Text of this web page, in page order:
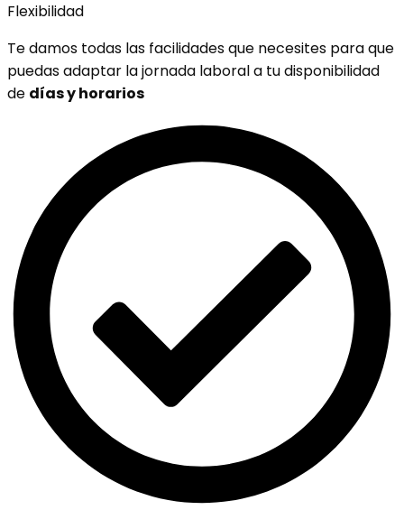
Flexibilidad
Te damos todas las facilidades que necesites para que
puedas adaptar la jornada laboral a tu disponibilidad
de días y horarios